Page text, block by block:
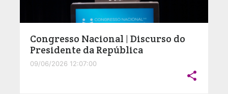
Congresso Nacional | Discurso do
Presidente da República
09/06/2026 12:07:00
